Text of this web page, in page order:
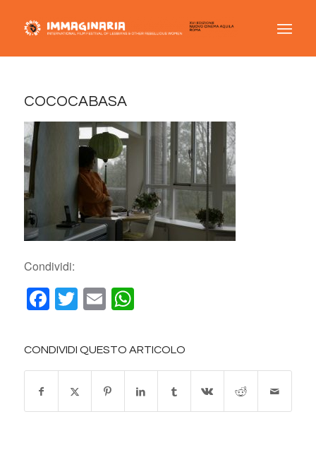
COCOCABASA
Condividi:
Facebook
Twitter
EmailWhatsApp
CONDIVIDI QUESTO ARTICOLO